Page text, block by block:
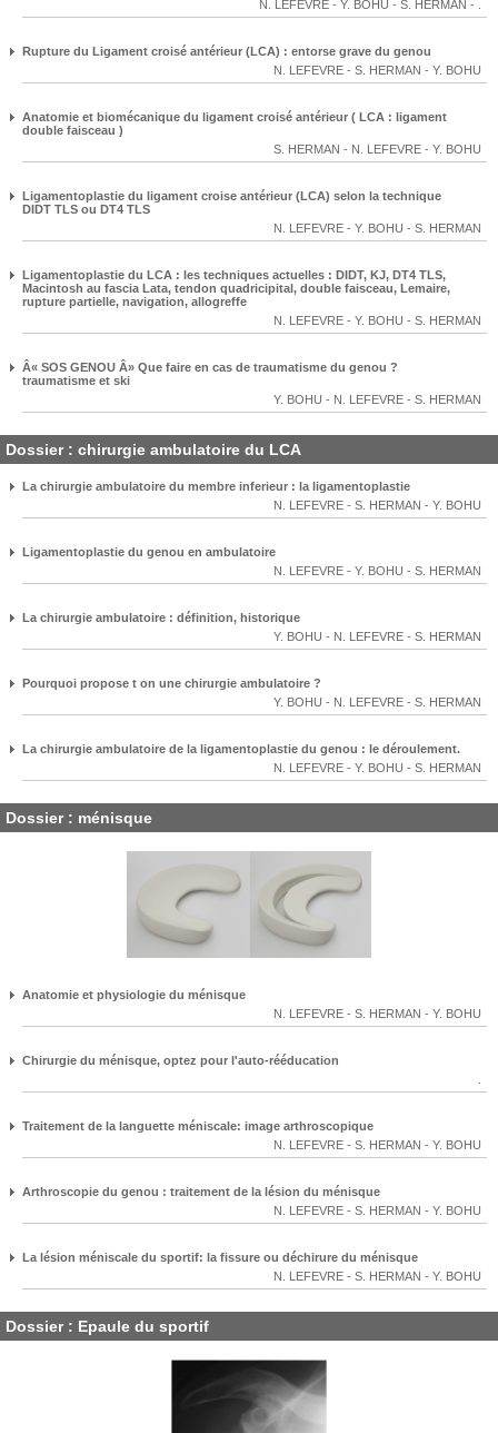
N. LEFEVRE - Y. BOHU - S. HERMAN -
Rupture du Ligament croisé antérieur (LCA) : entorse grave du genou
N. LEFEVRE - S. HERMAN - Y. BOHU
Anatomie et biomécanique du ligament croisé antérieur ( LCA : ligament
double faisceau )
S. HERMAN - N. LEFEVRE - Y. BOHU
Ligamentoplastie du ligament croise antérieur (LCA) selon la technique
DIDT TLS ou DT4 TLS
N. LEFEVRE - Y. BOHU - S. HERMAN
Ligamentoplastie du LCA : les techniques actuelles : DIDT, KJ, DT4 TLS,
Macintosh au fascia Lata, tendon quadricipital, double faisceau, Lemaire,
rupture partielle, navigation, allogreffe
N. LEFEVRE - Y. BOHU - S. HERMAN
Â« SOS GENOU Â» Que faire en cas de traumatisme du genou ?
traumatisme et ski
Y. BOHU - N. LEFEVRE - S. HERMAN
Dossier : chirurgie ambulatoire du LCA
La chirurgie ambulatoire du membre inferieur : la ligamentoplastie
N. LEFEVRE - S. HERMAN - Y. BOHU
Ligamentoplastie du genou en ambulatoire
N. LEFEVRE - Y. BOHU - S. HERMAN
La chirurgie ambulatoire : définition, historique
Y. BOHU - N. LEFEVRE - S. HERMAN
Pourquoi propose t on une chirurgie ambulatoire ?
Y. BOHU - N. LEFEVRE - S. HERMAN
La chirurgie ambulatoire de la ligamentoplastie du genou : le déroulement.
N. LEFEVRE - Y. BOHU - S. HERMAN
Dossier : ménisque
Anatomie et physiologie du ménisque
N. LEFEVRE - S. HERMAN - Y. BOHU
Chirurgie du ménisque, optez pour l'auto-rééducation
Traitement de la languette méniscale: image arthroscopique
N. LEFEVRE - S. HERMAN - Y. BOHU
Arthroscopie du genou : traitement de la lésion du ménisque
N. LEFEVRE - S. HERMAN - Y. BOHU
La lésion méniscale du sportif: la fissure ou déchirure du ménisque
N. LEFEVRE - S. HERMAN - Y. BOHU
Dossier : Epaule du sportif